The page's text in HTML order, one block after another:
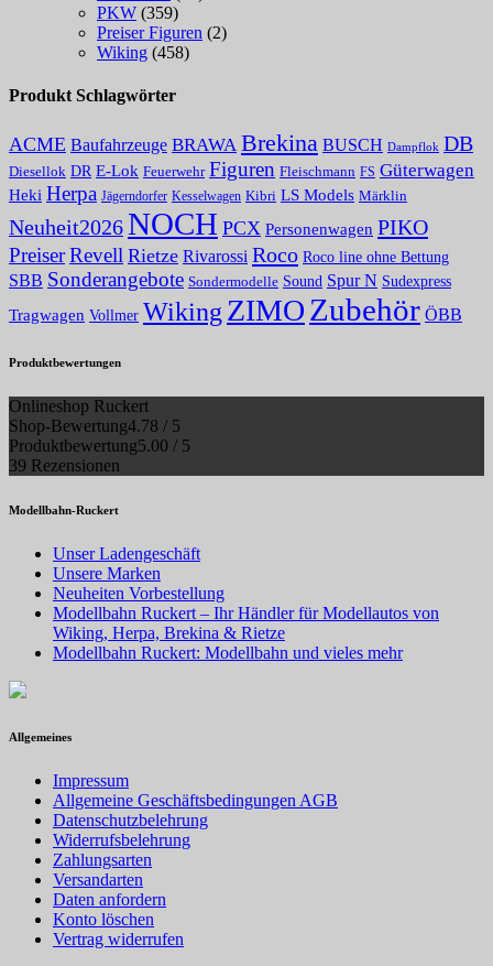
PKW (359)
Preiser Figuren (2)
Wiking (458)
Produkt Schlagwörter
ACME Baufahrzeuge BRAWA Brekina BUSCH Dampflok DB
Diesellok DR E-Lok Feuerwehr Figuren Fleischmann FS Güterwagen
Heki Herpa Jägerndorfer Kesselwagen Kibri LS Models Märklin
Neuheit2026NOCH PCX Personenwagen PIKO
PreiserRevell Rietze Rivarossi Roco Roco line ohne Bettung
SBB Sonderangebote Sondermodelle Sound Spur N Sudexpress
Tragwagen Vollmer Wiking ZIMOZubehör ÖBB
Produktbewertungen
Onlineshop Ruckert
Shop-Bewertung4.78 / 5
Produktbewertung5.00 / 5
39 Rezensionen
Modellbahn-Ruckert
Unser Ladengeschäft
Unsere Marken
Neuheiten Vorbestellung
Modellbahn Ruckert – Ihr Händler für Modellautos von
Wiking, Herpa, Brekina & Rietze
Modellbahn Ruckert: Modellbahn und vieles mehr
Allgemeines
Impressum
Allgemeine Geschäftsbedingungen AGB
Datenschutzbelehrung
Widerrufsbelehrung
Zahlungsarten
Versandarten
Daten anfordern
Konto löschen
Vertrag widerrufen